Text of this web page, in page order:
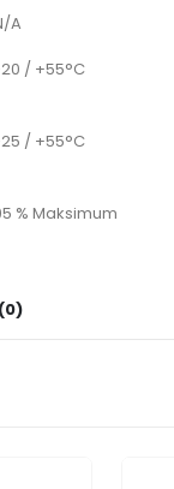
A
/ +55°C
/ +55°C
% Maksimum